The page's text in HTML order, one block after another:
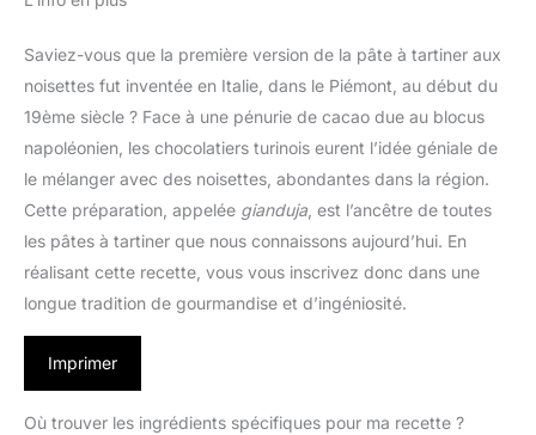
Saviez-vous que la première version de la pâte à tartiner aux
noisettes fut inventée en Italie, dans le Piémont, au début du
19ème siècle ? Face à une pénurie de cacao due au blocus
napoléonien, les chocolatiers turinois eurent l’idée géniale de
le mélanger avec des noisettes, abondantes dans la région.
Cette préparation, appelée gianduja , est l’ancêtre de toutes
les pâtes à tartiner que nous connaissons aujourd’hui. En
réalisant cette recette, vous vous inscrivez donc dans une
longue tradition de gourmandise et d’ingéniosité.
Imprimer
Où trouver les ingrédients spécifiques pour ma recette ?